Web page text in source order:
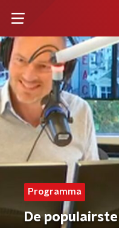
Programma
De